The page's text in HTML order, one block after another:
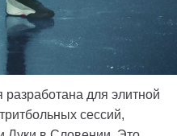
разработана для элитной
сессий,